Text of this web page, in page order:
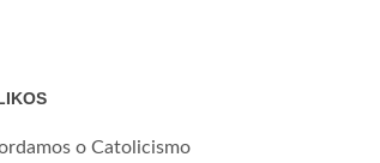
o Catolicismo